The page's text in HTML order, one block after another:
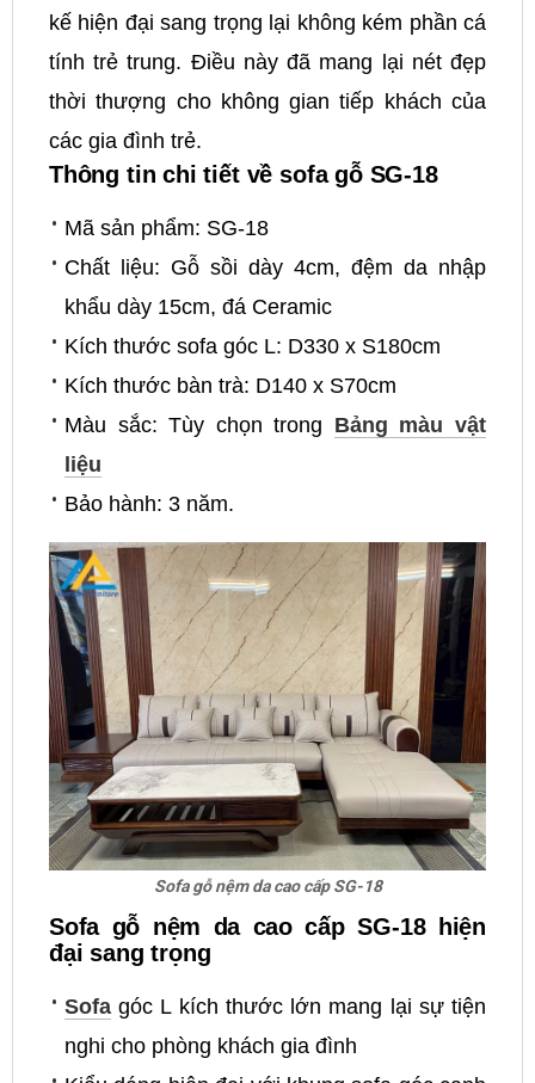
kế hiện đại sang trọng lại không kém phần cá
tính trẻ trung. Điều này đã mang lại nét đẹp
thời thượng cho không gian tiếp khách của
các gia đình trẻ.
Thông tin chi tiết về sofa gỗ SG-18
Mã sản phẩm: SG-18
Chất liệu: Gỗ sồi dày 4cm, đệm da nhập
khẩu dày 15cm, đá Ceramic
Kích thước sofa góc L: D330 x S180cm
Kích thước bàn trà: D140 x S70cm
Màu sắc: Tùy chọn trong Bảng màu vật
liệu
Bảo hành: 3 năm.
Sofa gỗ nệm da cao cấp SG-18
Sofa gỗ nệm da cao cấp SG-18 hiện
đại sang trọng
Sofa góc L kích thước lớn mang lại sự tiện
nghi cho phòng khách gia đình